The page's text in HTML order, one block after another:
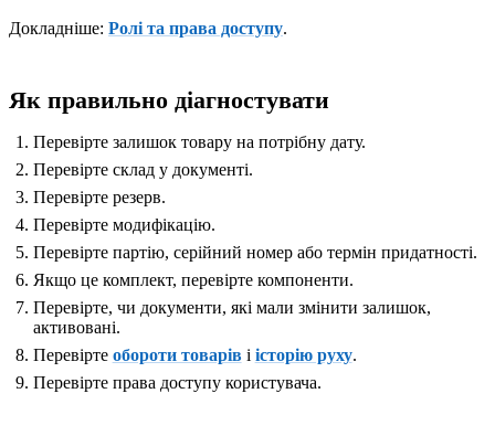
Докладніше: Ролі та права доступу.
Як правильно діагностувати
Перевірте залишок товару на потрібну дату.
Перевірте склад у документі.
Перевірте резерв.
Перевірте модифікацію.
Перевірте партію, серійний номер або термін придатності.
Якщо це комплект, перевірте компоненти.
Перевірте, чи документи, які мали змінити залишок,
активовані.
Перевірте обороти товарів і історію руху.
Перевірте права доступу користувача.